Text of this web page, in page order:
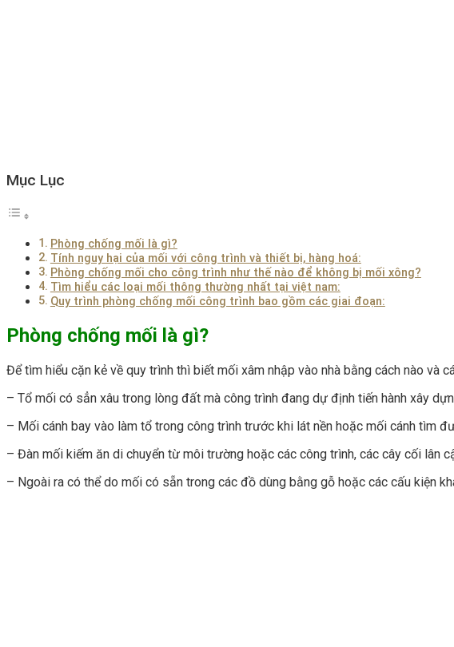
Mục Lục
Phòng chống mối là gì?
Tính nguy hại của mối với công trình và thiết bị, hàng hoá:
Phòng chống mối cho công trình như thế nào để không bị mối xông?
Tìm hiểu các loại mối thông thường nhất tại việt nam:
Quy trình phòng chống mối công trình bao gồm các giai đoạn:
Phòng chống mối là gì?
Để tìm hiểu cặn kẻ về quy trình thì biết mối xâm nhập vào nhà bằng cách nào và
– Tổ mối có sẳn xâu trong lòng đất mà công trình đang dự định tiến hành xây
– Mối cánh bay vào làm tổ trong công trình trước khi lát nền hoặc mối cánh tìm
– Đàn mối kiếm ăn di chuyển từ môi trường hoặc các công trình, các cây cối lân
– Ngoài ra có thể do mối có sẵn trong các đồ dùng bằng gỗ hoặc các cấu kiện